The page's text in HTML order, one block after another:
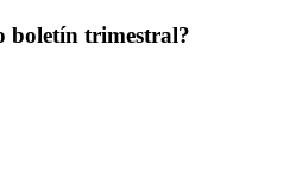
boletín trimestral?